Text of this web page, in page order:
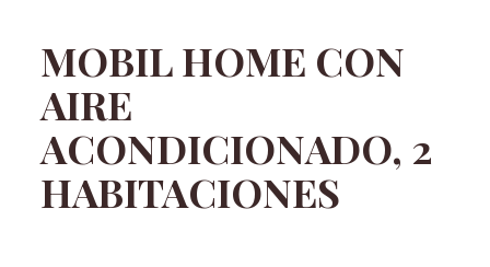
MOBIL HOME CON
AIRE
ACONDICIONADO, 2
HABITACIONES